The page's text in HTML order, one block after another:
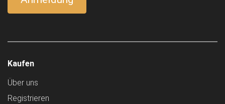
Kaufen
Über uns
Registrieren